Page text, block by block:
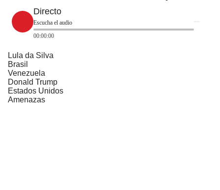
Directo
Escucha el audio
00:00:00
Lula da Silva
Brasil
Venezuela
Donald Trump
Estados Unidos
Amenazas